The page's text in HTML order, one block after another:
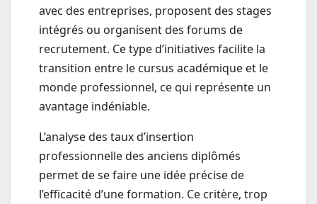
avec des entreprises, proposent des stages
intégrés ou organisent des forums de
recrutement. Ce type d’initiatives facilite la
transition entre le cursus académique et le
monde professionnel, ce qui représente un
avantage indéniable.
L’analyse des taux d’insertion
professionnelle des anciens diplômés
permet de se faire une idée précise de
l’efficacité d’une formation. Ce critère, trop